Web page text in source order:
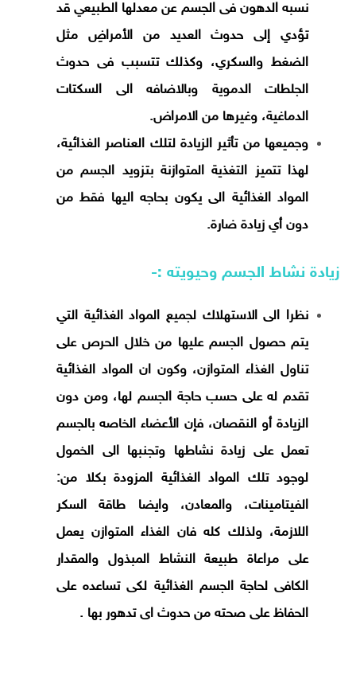
نسبه الدهون فى الجسم عن معدلها الطبيعي قد
تؤدي إلى حدوث العديد من الأمراضِ مثل
الضغط والسكري، وكذلك تتسبب فى حدوث
الجلطات الدموية وبالاضافه الى السكتات
الدماغية، وغيرها من الامراض.
وجميعها من تأثير الزيادة لتلك العناصر الغذائية،
لهذا تتميز التغذية المتوازنة بتزويد الجسم من
المواد الغذائية الى يكون بحاجه اليها فقط من
دون أي زيادة ضارة.
زيادة نشاط الجسم وحيويته :-
نظرا الى الاستهلاك لجميع المواد الغذائية التي
يتم حصول الجسم عليها من خلال الحرص على
تناول الغذاء المتوازن، وكون ان المواد الغذائية
تقدم له على حسب حاجة الجسم لها، ومن دون
الزيادة أو النقصان، فإن الأعضاء الخاصه بالجسم
تعمل على زيادة نشاطها وتجنبها الى الخمول
لوجود تلك المواد الغذائية المزودة بكلا من:
الفيتامينات، والمعادن، وايضا طاقة السكر
اللازمة، ولذلك كله فان الغذاء المتوازن يعمل
على مراعاة طبيعة النشاط المبذول والمقدار
الكافى لحاجة الجسم الغذائية لكى تساعده على
الحفاظ على صحته من حدوث اى تدهور بها .